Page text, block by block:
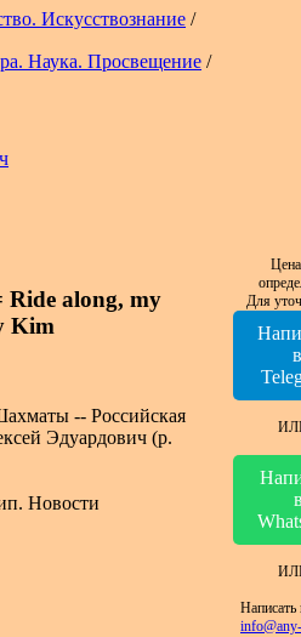
Искусствознание /
Наука. Просвещение /
along, my
Kim
-- Российская
Эдуардович (р.
Новости
Для
в
в
Написать